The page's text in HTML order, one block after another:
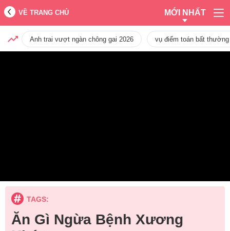
VỀ TRANG CHỦ MỚI NHẤT
Anh trai vượt ngàn chông gai 2026 vụ điểm toán bất
TAGS:
Ăn Gì Ngừa Bệnh Xương